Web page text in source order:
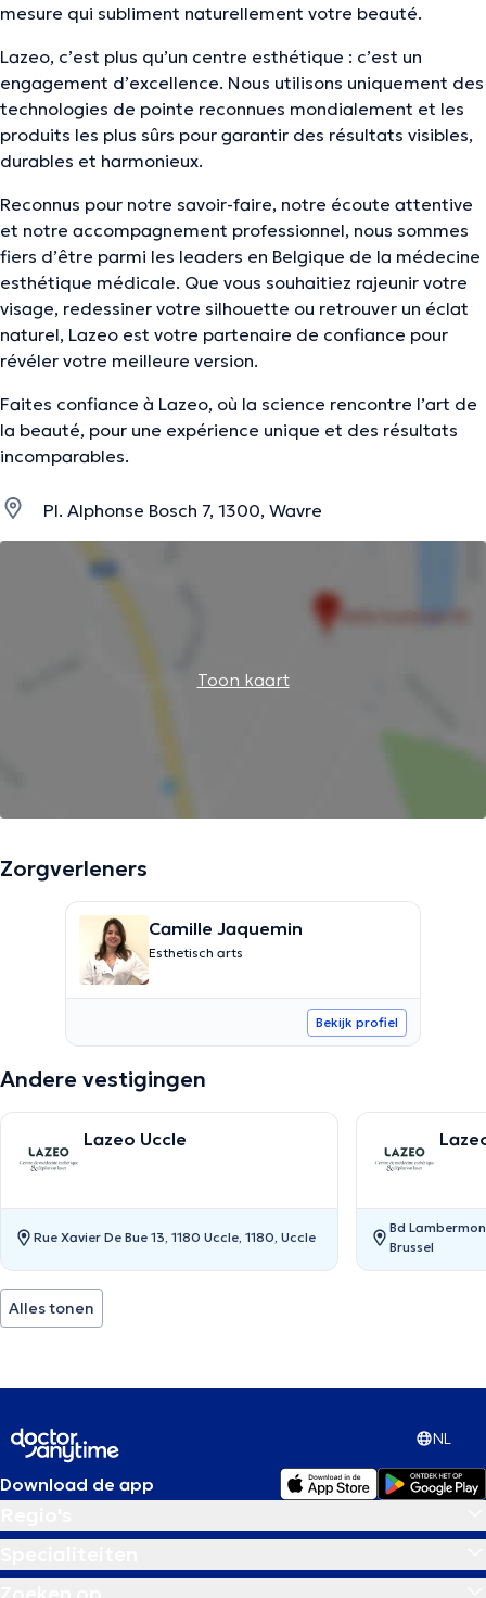
mesure qui subliment naturellement votre beauté.
Lazeo, c’est plus qu’un centre esthétique : c’est un
engagement d’excellence. Nous utilisons uniquement des
technologies de pointe reconnues mondialement et les
produits les plus sûrs pour garantir des résultats visibles,
durables et harmonieux.
Reconnus pour notre savoir-faire, notre écoute attentive
et notre accompagnement professionnel, nous sommes
fiers d’être parmi les leaders en Belgique de la médecine
esthétique médicale. Que vous souhaitiez rajeunir votre
visage, redessiner votre silhouette ou retrouver un éclat
naturel, Lazeo est votre partenaire de confiance pour
révéler votre meilleure version.
Faites confiance à Lazeo, où la science rencontre l’art de
la beauté, pour une expérience unique et des résultats
incomparables.
Pl. Alphonse Bosch 7, 1300, Wavre
Toon kaart
Zorgverleners
Camille Jaquemin
Esthetisch arts
Bekijk profiel
Andere vestigingen
Lazeo Uccle
Rue Xavier De Bue 13, 1180 Uccle, 1180, Uccle
Bd
Brussel
Alles tonen
NL
Download de app